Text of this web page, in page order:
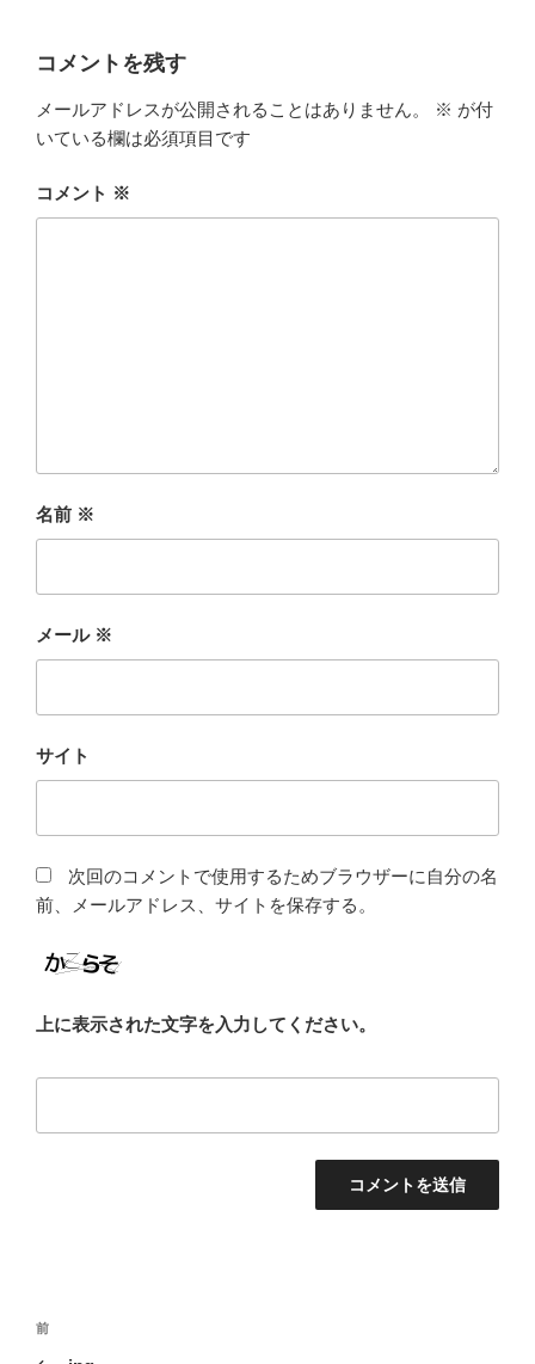
コメントを残す
メールアドレスが公開されることはありません。 ※ が付
いている欄は必須項目です
コメント ※
名前 ※
メール ※
サイト
次回のコメントで使用するためブラウザーに自分の名
前、メールアドレス、サイトを保存する。
上に表示された文字を入力してください。
投
前
の
前